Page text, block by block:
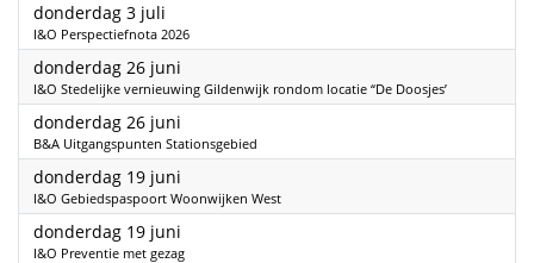
donderdag 3 juli
I&O Perspectiefnota 2026
donderdag 26 juni
I&O Stedelijke vernieuwing Gildenwijk rondom locatie “De Doosjes’
donderdag 26 juni
B&A Uitgangspunten Stationsgebied
donderdag 19 juni
I&O Gebiedspaspoort Woonwijken West
donderdag 19 juni
I&O Preventie met gezag